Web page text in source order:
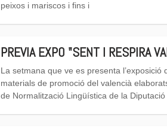
peixos i mariscos i fins i
PREVIA EXPO "SENT I RESPIRA
La setmana que ve es presenta l’exposició
materials de promoció del valencià
de Normalització Lingüística de la Diputació .